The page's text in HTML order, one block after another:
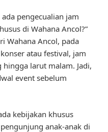
pengecualian jam
di Wahana Ancol?”
Wahana Ancol, pada
atau festival, jam
larut malam. Jadi,
event sebelum
kebijakan khusus
anak-anak di